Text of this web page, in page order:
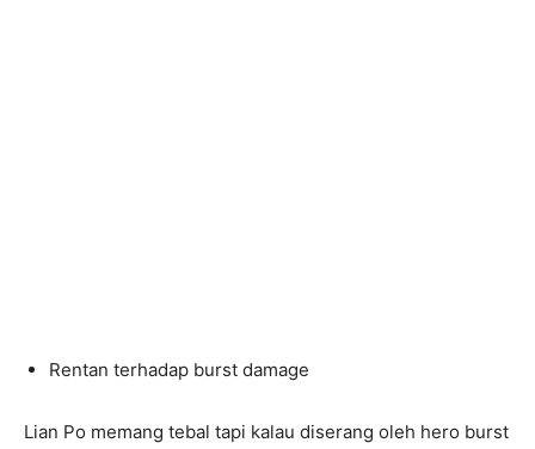
Rentan terhadap burst damage
Lian Po memang tebal tapi kalau diserang oleh hero burst